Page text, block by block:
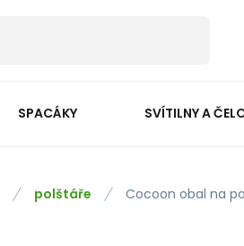
SPACÁKY SVÍTILNY A
polštáře Cocoon obal na